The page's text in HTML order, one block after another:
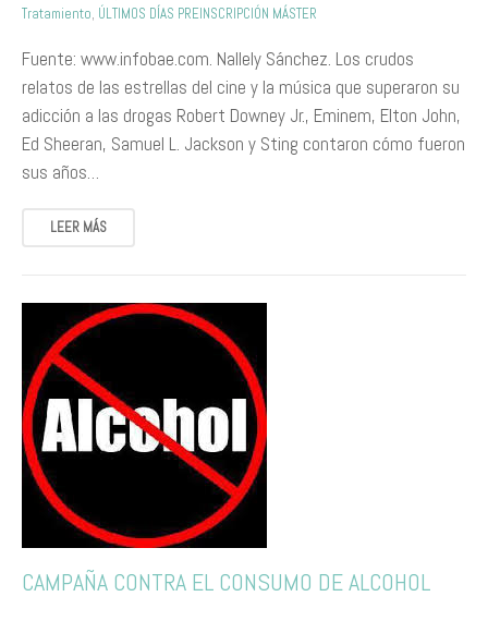
Tratamiento, ÚLTIMOS DÍAS PREINSCRIPCIÓN MÁSTER
Fuente: www.infobae.com. Nallely Sánchez. Los crudos
relatos de las estrellas del cine y la música que superaron su
adicción a las drogas Robert Downey Jr., Eminem, Elton John,
Ed Sheeran, Samuel L. Jackson y Sting contaron cómo fueron
sus años…
LEER MÁS
CAMPAÑA CONTRA EL CONSUMO DE ALCOHOL